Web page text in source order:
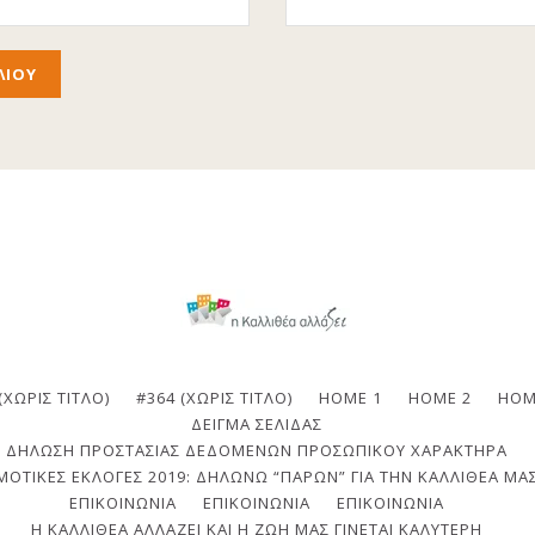
ΤΊΤΛΟ) #364 (ΧΩΡΊΣ ΤΊΤΛΟ) HOME 1 HOME 2
ΔΕΊΓΜΑ ΣΕΛΊΔΑΣ
ΔΉΛΩΣΗ ΠΡΟΣΤΑΣΊΑΣ ΔΕΔΟΜΈΝΩΝ ΠΡΟΣΩΠΙΚΟΎ ΧΑΡΑΚΤΉΡΑ
ΕΚΛΟΓΈΣ 2019: ΔΗΛΏΝΩ “ΠΑΡΏΝ” ΓΙΑ ΤΗΝ ΚΑΛΛΙΘΈΑ
ΕΠΙΚΟΙΝΩΝΙΑ
ΕΠΙΚΟΙΝΩΝΊΑ
ΕΠΙΚΟΙΝΩΝΊΑ
Η ΚΑΛΛΙΘΈΑ ΑΛΛΆΖΕΙ ΚΑΙ Η ΖΩΉ ΜΑΣ ΓΊΝΕΤΑΙ ΚΑΛΎΤΕΡΗ